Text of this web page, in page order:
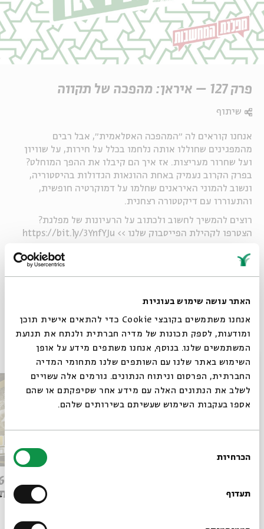
האתר עושה שימוש בעוגיות
אנחנו משתמשים בקובצי Cookie כדי להתאים אישית תוכן
ומודעות, לספק תכונות של מדיה חברתית ולנתח את תנועת
המשתמשים שלנו. בנוסף, אנחנו משתפים מידע על אופן
השימוש באתר שלנו עם השותפים שלנו מתחומי המדיה
החברתית, הפרסום וניתוח הנתונים. גורמים אלה עשויים
לשלב את הנתונים האלה עם מידע אחר שסיפקתם או שהם
אספו בעקבות השימוש שעשיתם בשירותים שלהם.
הסכמה
הכרחיות
תעדוף
פרק 127 – איראן: מהפכה של תקווה
אנחנו קוראים לה ״המהפכה האסלאמית״, אבל רבים
מהמפגינים שחוללו אותה נלחמו בכלל על חירות, על שוויון
ועל שחרור מעריצות. אז איך הם קיבלו את ההפך המוחלט?
בפרק הקרוב נעמיק באחת ההונאות הגדולות בהיסטוריה,
ונשוב להמוני האיראנים שחלמו על דמוקרטיה חופשית,
והתעוררו עם דיקטטורה רצחנית.
רוצים להמשיך לחשוב ולכתוב על הרעיונות של מפלגת?
הצטרפו לקהילת הפייסבוק שלנו >>
שיתוף
לקבלת עדכונים על פרק חדש ב-
פרקים נוספים בסדרה
ישן
סגור